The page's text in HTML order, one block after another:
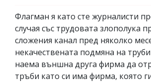
Флагман я като сте журналисти
случая със трудовата злополука
сложения канал пред няколко
некачествената подмяна на
наема външна друга фирма да
тръби като си има фирма, която